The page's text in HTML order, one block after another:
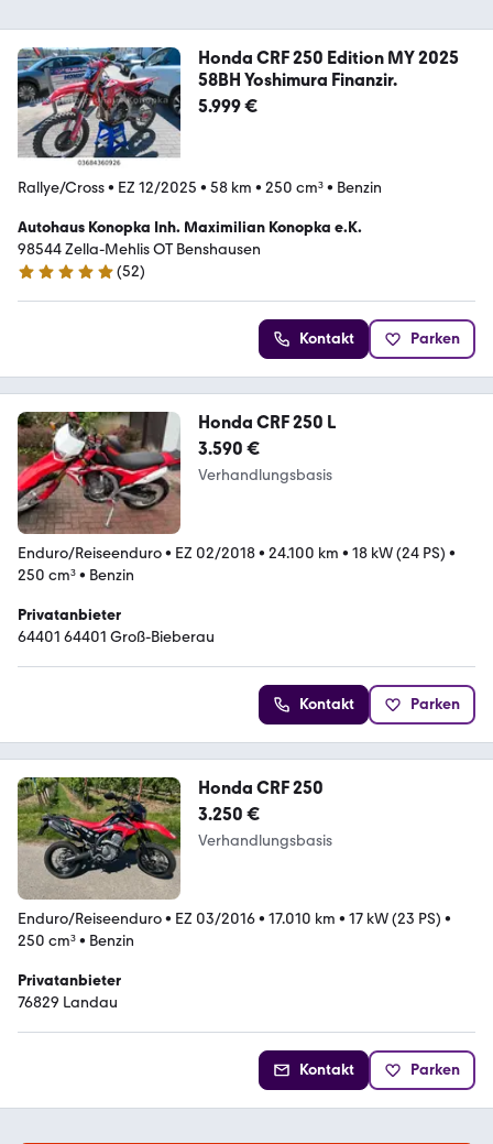
Honda CRF 250 Edition MY 2025
58BH Yoshimura Finanzir.
5.999 €
Rallye/Cross• EZ 12/2025 • 58 km • 250 cm³• Benzin
Autohaus Konopka Inh. Maximilian Konopka e.K.
98544 Zella-Mehlis OT Benshausen
5 Sterne
(52)
Kontakt Parken
Honda CRF 250 L
3.590 €
Verhandlungsbasis
Enduro/Reiseenduro• EZ 02/2018• 24.100 km • 18 kW (24 PS) •
250 cm³• Benzin
Privatanbieter
64401 64401 Groß-Bieberau
Kontakt Parken
Honda CRF 250
3.250 €
Verhandlungsbasis
Enduro/Reiseenduro• EZ 03/2016• 17.010 km • 17 kW (23 PS) •
250 cm³• Benzin
Privatanbieter
76829 Landau
Kontakt Parken